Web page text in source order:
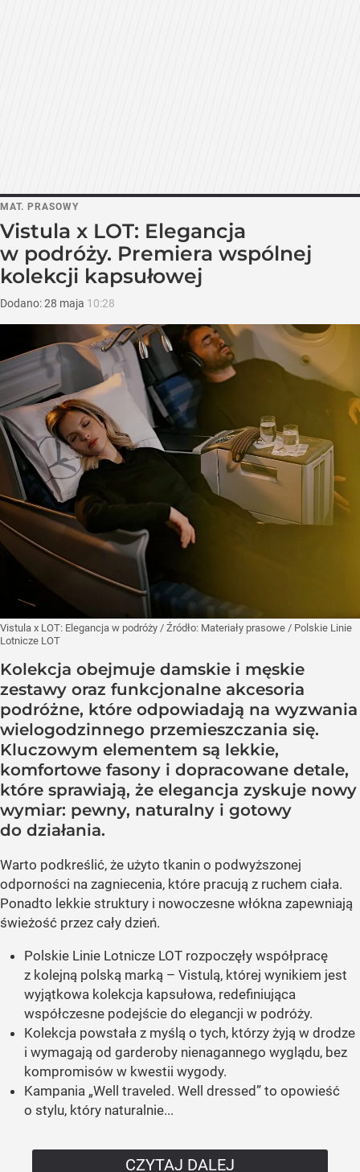
MAT. PRASOWY
Vistula x LOT: Elegancja
w podróży. Premiera wspólnej
kolekcji kapsułowej
Dodano:28 maja 10:28
Vistula x LOT: Elegancja w podróży / Źródło: Materiały prasowe / Polskie Linie
Lotnicze LOT
Kolekcja obejmuje damskie i męskie
zestawy oraz funkcjonalne akcesoria
podróżne, które odpowiadają na wyzwania
wielogodzinnego przemieszczania się.
Kluczowym elementem są lekkie,
komfortowe fasony i dopracowane detale,
które sprawiają, że elegancja zyskuje nowy
wymiar: pewny, naturalny i gotowy
do działania.
Warto podkreślić, że użyto tkanin o podwyższonej
odporności na zagniecenia, które pracują z ruchem ciała.
Ponadto lekkie struktury i nowoczesne włókna zapewniają
świeżość przez cały dzień.
Polskie Linie Lotnicze LOT rozpoczęły współpracę
z kolejną polską marką – Vistulą, której wynikiem jest
wyjątkowa kolekcja kapsułowa, redefiniująca
współczesne podejście do elegancji w podróży.
Kolekcja powstała z myślą o tych, którzy żyją w drodze
i wymagają od garderoby nienagannego wyglądu, bez
kompromisów w kwestii wygody.
Kampania „Well traveled. Well dressed” to opowieść
o stylu, który naturalnie...
CZYTAJ DALEJ